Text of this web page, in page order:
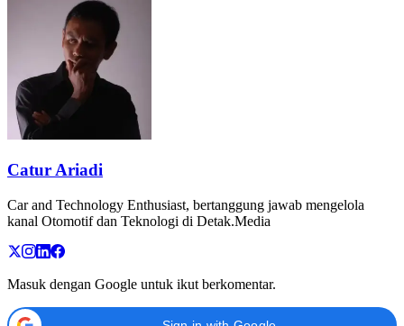
Catur Ariadi
Car and Technology Enthusiast, bertanggung jawab mengelola
kanal Otomotif dan Teknologi di Detak.Media
Masuk dengan Google untuk ikut berkomentar.